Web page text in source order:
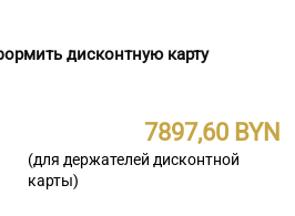
дисконтную карту
7897,60
(для держателей дисконтной
карты)